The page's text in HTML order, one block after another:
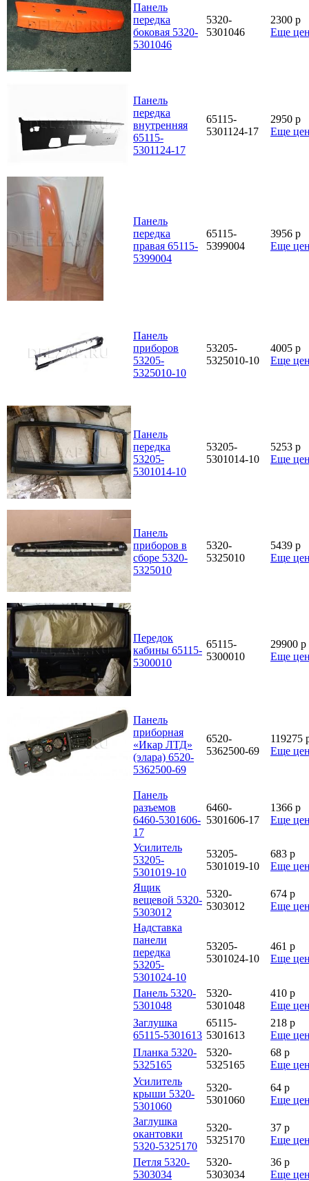
Панель
передка
боковая 5320-
5301046
5320-
5301046
2300 p
Еще
Панель
передка
внутренняя
65115-
5301124-17
65115-
5301124-17
2950 p
Еще
Панель
передка
правая 65115-
5399004
65115-
5399004
3956 p
Еще
Панель
приборов
53205-
5325010-10
53205-
5325010-10
4005 p
Еще
Панель
передка
53205-
5301014-10
53205-
5301014-10
5253 p
Еще
Панель
приборов в
сборе 5320-
5325010
5320-
5325010
5439 p
Еще
Передок
кабины 65115-
5300010
65115-
5300010
29900 p
Еще
Панель
приборная
«Икар ЛТД»
(элара) 6520-
5362500-69
6520-
5362500-69
119275
Еще
Панель
разъемов
6460-5301606-
17
6460-
5301606-17
1366 p
Еще
Усилитель
53205-
5301019-10
53205-
5301019-10
683 p
Еще
Ящик
вещевой 5320-
5303012
5320-
5303012
674 p
Еще
Надставка
панели
передка
53205-
5301024-10
53205-
5301024-10
461 p
Еще
Панель 5320-
5301048
5320-
5301048
410 p
Еще
Заглушка
65115-5301613
65115-
5301613
218 p
Еще
Планка 5320-
5325165
5320-
5325165
68 p
Еще
Усилитель
крыши 5320-
5301060
5320-
5301060
64 p
Еще
Заглушка
окантовки
5320-5325170
5320-
5325170
37 p
Еще
Петля 5320-
5303034
5320-
5303034
36 p
Еще